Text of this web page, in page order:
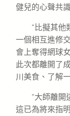
健兒的心聲共
“比擬其他
一個相互進修
會上奪得網球
此次都離開了
川美食、了解
“大師離開
這已為將來指